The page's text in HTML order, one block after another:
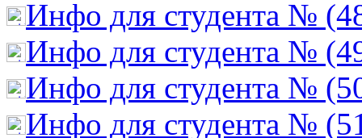
Инфо для студента №
Инфо для студента №
Инфо для студента №
Инфо для студента №